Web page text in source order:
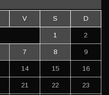
V S D
1 2
7 8 9
14 15 16
21 22 23